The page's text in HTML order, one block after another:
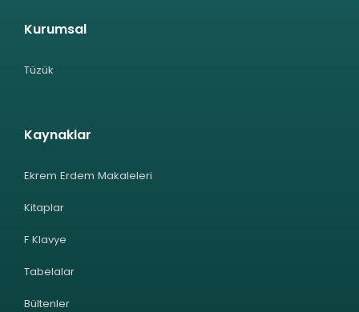
Kurumsal
Tüzük
Kaynaklar
Ekrem Erdem Makaleleri
Kitaplar
F Klavye
Tabelalar
Bültenler